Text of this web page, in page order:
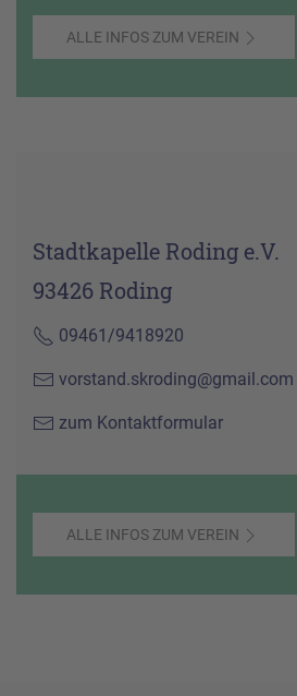
ALLE INFOS ZUM VEREIN
Stadtkapelle Roding e.V.
93426 Roding
09461/9418920
vorstand.skroding@gmail.com
zum Kontaktformular
ALLE INFOS ZUM VEREIN